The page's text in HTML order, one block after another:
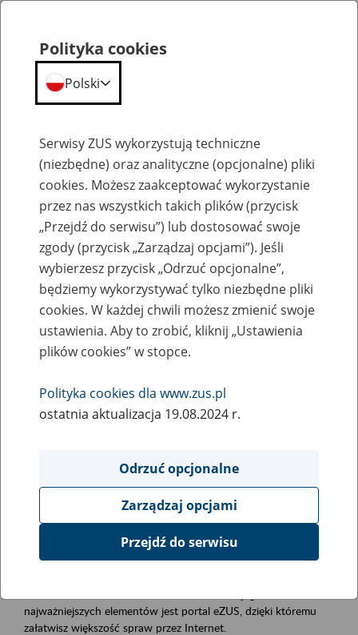
Szkolenia
Zaproś ZUS do siebie - zakładanie profili
eZUS w siedzibie Twojej firmy
Rodzaj wydarzenia
Szkolenia
Obszar merytoryczny
obsługa klientów
Opis wydarzenia
Platforma Usług Elektronicznych ZUS eZUS
najważniejszych elementów jest portal eZUS, dzięki któremu
załatwisz większość spraw przez Internet.
Polityka cookies
Polski
Serwisy ZUS wykorzystują techniczne
(niezbędne) oraz analityczne (opcjonalne) pliki
cookies. Możesz zaakceptować wykorzystanie
przez nas wszystkich takich plików (przycisk
„Przejdź do serwisu”) lub dostosować swoje
zgody (przycisk „Zarządzaj opcjami”). Jeśli
wybierzesz przycisk „Odrzuć opcjonalne”,
będziemy wykorzystywać tylko niezbędne pliki
cookies. W każdej chwili możesz zmienić swoje
ustawienia. Aby to zrobić, kliknij „Ustawienia
plików cookies” w stopce.
Polityka cookies dla www.zus.pl
ostatnia aktualizacja 19.08.2024 r.
Odrzuć opcjonalne
Zarządzaj opcjami
Przejdź do serwisu